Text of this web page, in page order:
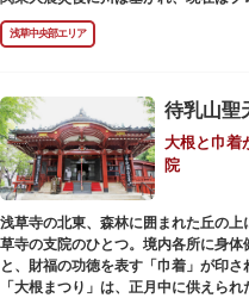
ットにもおすすめです。昼間と比べて
運んでみてはいかがでしょうか。
包材、調理衣装など「食」にまつわる
門商店街として賑わいを見せています
も対応。家庭の調理用具を購入した
毎年、道具の日である10月9日前後に
は、各店舗がおすすめ商品や掘り出
様々な催しものも行われます。
浅草中央部エリア
大根と巾着
院
浅草寺の北東、森林に囲まれた丘の
草寺の支院のひとつ。境内各所に身体
と、財福の功徳を表す「巾着」が印
「大根まつり」は、正月中に供えら